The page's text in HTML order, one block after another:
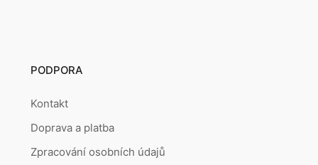
PODPORA
Kontakt
Doprava a platba
Zpracování osobních údajů